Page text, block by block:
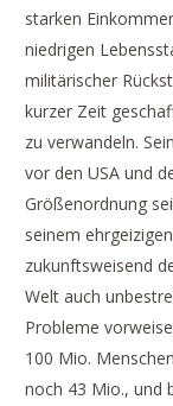
starken
niedrigen
militärischer
kurzer Zeit
zu verwandeln.
vor den USA und
Größenordnung
seinem
zukunftsweisend
Welt auch
Probleme
100 Mio.
noch 43 Mio., und